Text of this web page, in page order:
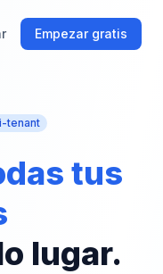
Empezar gratis
tenant
tus
lugar.